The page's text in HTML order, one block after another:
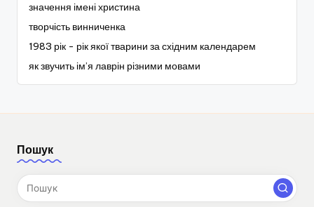
значення імені христина
творчість винниченка
1983 рік - рік якої тварини за східним календарем
як звучить ім’я лаврін різними мовами
Пошук